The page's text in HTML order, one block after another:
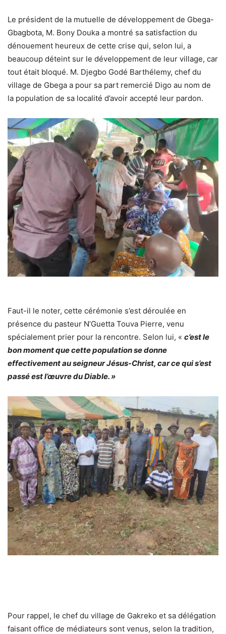
Le président de la mutuelle de développement de Gbega-
Gbagbota, M. Bony Douka a montré sa satisfaction du
dénouement heureux de cette crise qui, selon lui, a
beaucoup déteint sur le développement de leur village, car
tout était bloqué. M. Djegbo Godé Barthélemy, chef du
village de Gbega a pour sa part remercié Digo au nom de
la population de sa localité d’avoir accepté leur pardon.
Faut-il le noter, cette cérémonie s’est déroulée en
présence du pasteur N’Guetta Touva Pierre, venu
spécialement prier pour la rencontre. Selon lui, « c’est le
bon moment que cette population se donne
effectivement au seigneur Jésus-Christ, car ce qui s’est
passé est l’œuvre du Diable. »
Pour rappel, le chef du village de Gakreko et sa délégation
faisant office de médiateurs sont venus, selon la tradition,